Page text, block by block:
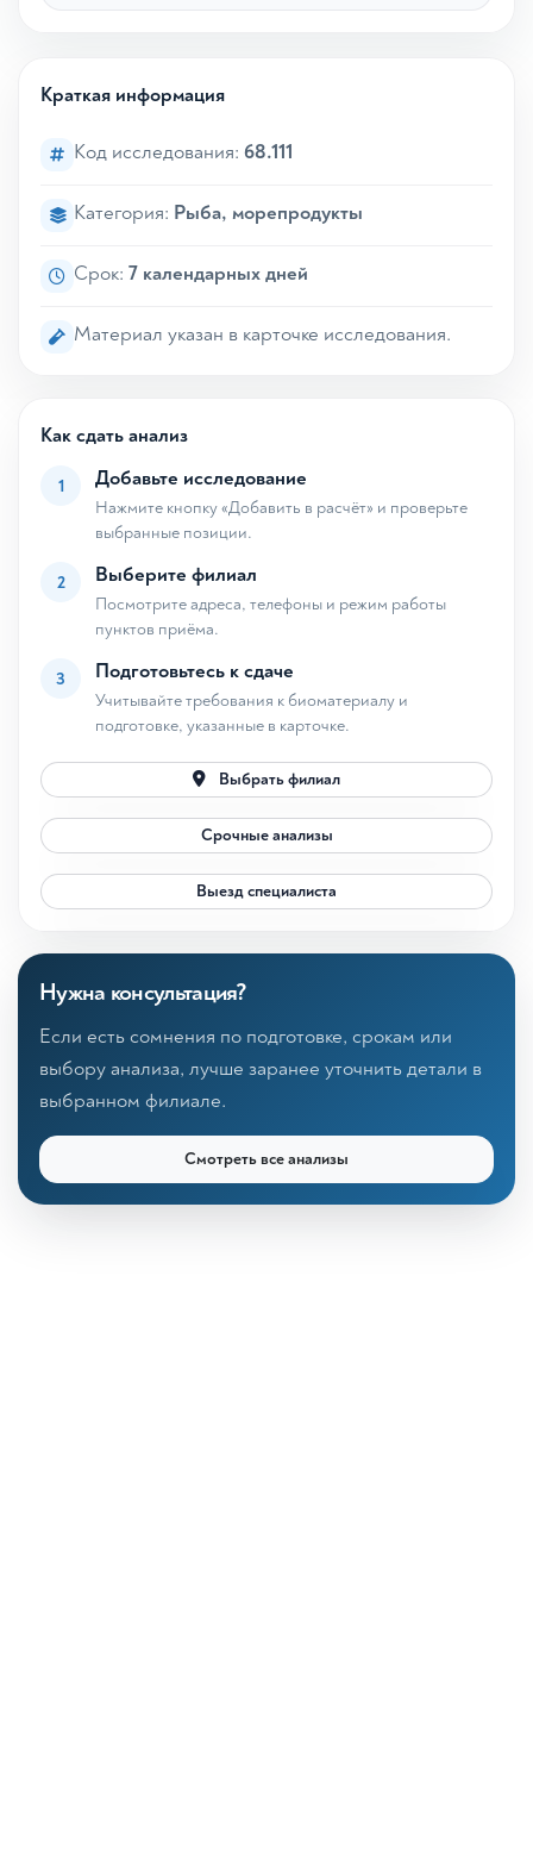
Краткая информация
Код исследования: 68.111
Категория: Рыба, морепродукты
Срок: 7 календарных дней
Материал указан в карточке исследования.
Как сдать анализ
1 Добавьте исследование
Нажмите кнопку «Добавить в расчёт» и проверьте
выбранные позиции.
2 Выберите филиал
Посмотрите адреса, телефоны и режим работы
пунктов приёма.
3 Подготовьтесь к сдаче
Учитывайте требования к биоматериалу и
подготовке, указанные в карточке.
Выбрать филиал
Срочные анализы
Выезд специалиста
Нужна консультация?
Если есть сомнения по подготовке, срокам или
выбору анализа, лучше заранее уточнить детали в
выбранном филиале.
Смотреть все анализы